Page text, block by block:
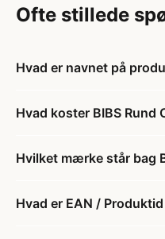
Ofte stillede
Hvad er navnet på
Hvad koster BIBS Rund
Hvilket mærke står bag
Hvad er EAN /